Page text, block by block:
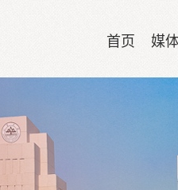
首页 媒